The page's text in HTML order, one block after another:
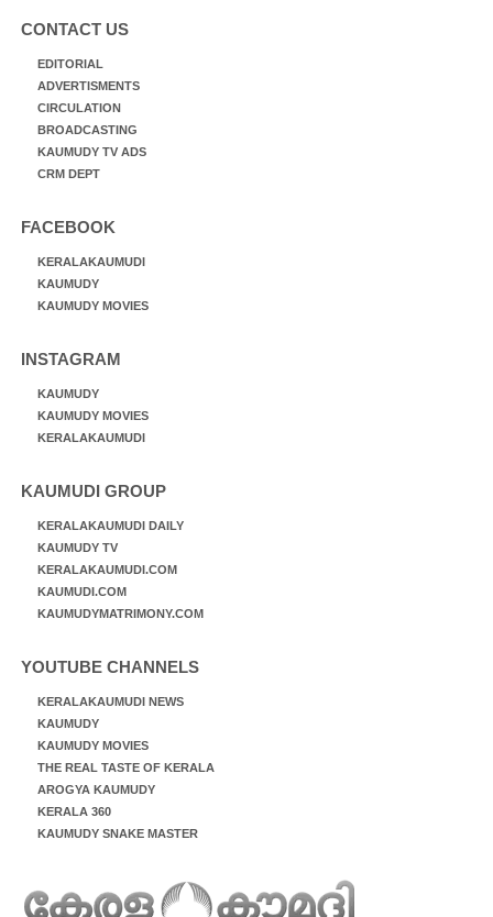
CONTACT US
EDITORIAL
ADVERTISMENTS
CIRCULATION
BROADCASTING
KAUMUDY TV ADS
CRM DEPT
FACEBOOK
KERALAKAUMUDI
KAUMUDY
KAUMUDY MOVIES
INSTAGRAM
KAUMUDY
KAUMUDY MOVIES
KERALAKAUMUDI
KAUMUDI GROUP
KERALAKAUMUDI DAILY
KAUMUDY TV
KERALAKAUMUDI.COM
KAUMUDI.COM
KAUMUDYMATRIMONY.COM
YOUTUBE CHANNELS
KERALAKAUMUDI NEWS
KAUMUDY
KAUMUDY MOVIES
THE REAL TASTE OF KERALA
AROGYA KAUMUDY
KERALA 360
KAUMUDY SNAKE MASTER